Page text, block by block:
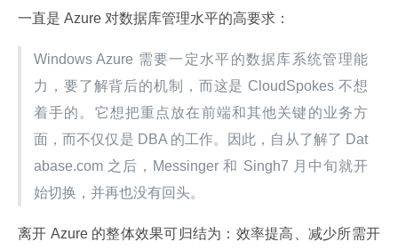
一直是 Azure 对数据库管理水平的高要求：
Windows Azure 需要一定水平的数据库系统管理能
力，要了解背后的机制，而这是 CloudSpokes 不想
着手的。它想把重点放在前端和其他关键的业务方
面，而不仅仅是 DBA 的工作。因此，自从了解了 Dat
abase.com 之后，Messinger 和 Singh7 月中旬就开
始切换，并再也没有回头。
离开 Azure 的整体效果可归结为：效率提高、减少所需开